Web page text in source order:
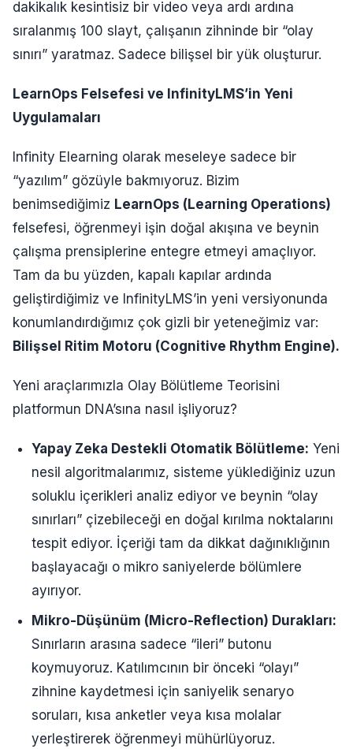
dakikalık kesintisiz bir video veya ardı ardına
sıralanmış 100 slayt, çalışanın zihninde bir “olay
sınırı” yaratmaz. Sadece bilişsel bir yük oluşturur.
LearnOps Felsefesi ve InfinityLMS’in Yeni
Uygulamaları
Infinity Elearning olarak meseleye sadece bir
“yazılım” gözüyle bakmıyoruz. Bizim
benimsediğimiz LearnOps (Learning Operations)
felsefesi, öğrenmeyi işin doğal akışına ve beynin
çalışma prensiplerine entegre etmeyi amaçlıyor.
Tam da bu yüzden, kapalı kapılar ardında
geliştirdiğimiz ve InfinityLMS’in yeni versiyonunda
konumlandırdığımız çok gizli bir yeteneğimiz var:
Bilişsel Ritim Motoru (Cognitive Rhythm Engine).
Yeni araçlarımızla Olay Bölütleme Teorisini
platformun DNA’sına nasıl işliyoruz?
Yapay Zeka Destekli Otomatik Bölütleme: Yeni
nesil algoritmalarımız, sisteme yüklediğiniz uzun
soluklu içerikleri analiz ediyor ve beynin “olay
sınırları” çizebileceği en doğal kırılma noktalarını
tespit ediyor. İçeriği tam da dikkat dağınıklığının
başlayacağı o mikro saniyelerde bölümlere
ayırıyor.
Mikro-Düşünüm (Micro-Reflection) Durakları:
Sınırların arasına sadece “ileri” butonu
koymuyoruz. Katılımcının bir önceki “olayı”
zihnine kaydetmesi için saniyelik senaryo
soruları, kısa anketler veya kısa molalar
yerleştirerek öğrenmeyi mühürlüyoruz.